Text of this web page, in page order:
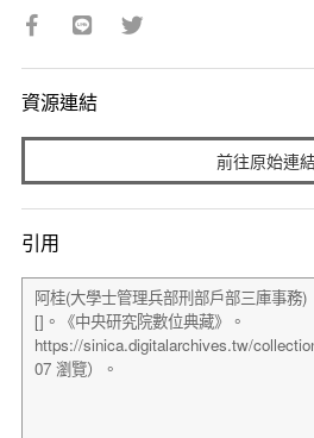
資源連結
前往原始連
引用